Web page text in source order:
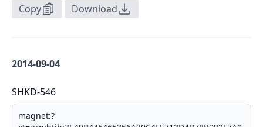
Copy Download
2014-09-04
SHKD-546